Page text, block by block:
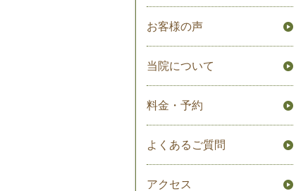
お客様の声
当院について
料金・予約
よくあるご質問
アクセス